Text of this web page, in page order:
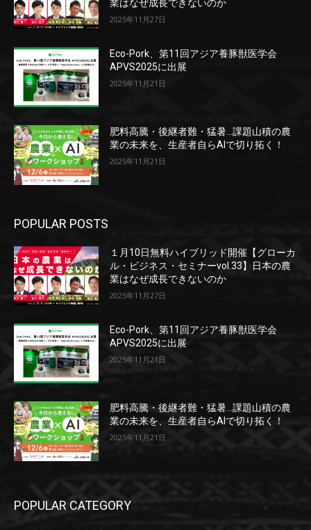
業はなぜ成長できないのか
2025年11月27日
Eco-Pork、第11回アジア養豚獣医学会
APVS2025に出展
2025年11月21日
肥料高騰・後継者難・猛暑…課題山積の農
業の未来を、生産者自らAIで切り拓く！
2025年11月21日
POPULAR POSTS
１月10日無料ハイブリッド開催【グローカ
ル・ビジネス・セミナーvol.33】日本の農
業はなぜ成長できないのか
2025年11月27日
Eco-Pork、第11回アジア養豚獣医学会
APVS2025に出展
2025年11月21日
肥料高騰・後継者難・猛暑…課題山積の農
業の未来を、生産者自らAIで切り拓く！
2025年11月21日
POPULAR CATEGORY